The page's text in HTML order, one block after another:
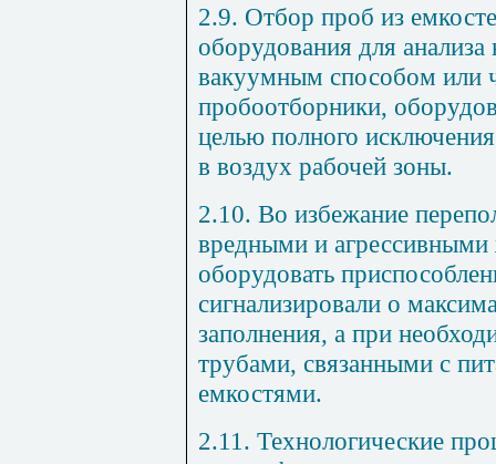
2.9. Отбор проб из
оборудования для
вакуумным способом или
пробоотборники,
целью полного
в воздух рабочей зоны.
2.10. Во избежание
вредными и
оборудовать
сигнализировали о
заполнения, а при
трубами, связанными с
емкостями.
2.11. Технологические